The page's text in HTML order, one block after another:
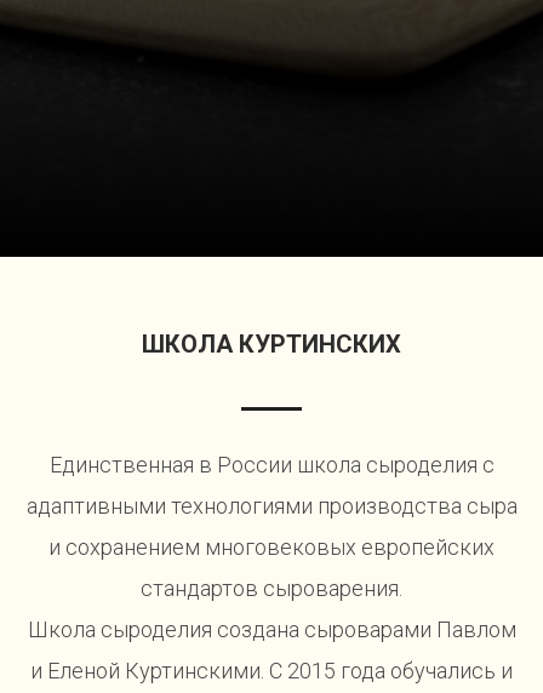
ШКОЛА КУРТИНСКИХ
Единственная в России школа сыроделия с
адаптивными технологиями производства сыра
и сохранением многовековых европейских
стандартов сыроварения.
Школа сыроделия создана сыроварами Павлом
и Еленой Куртинскими. С 2015 года обучались и